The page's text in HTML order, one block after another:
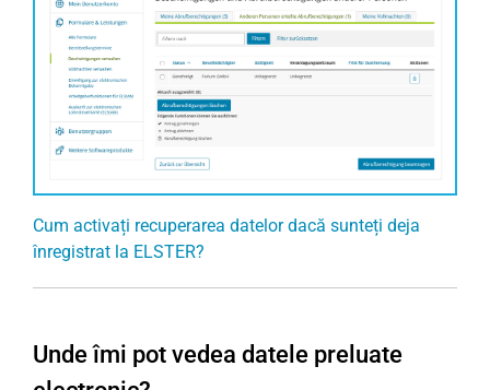
Cum activați recuperarea datelor dacă sunteți deja
înregistrat la ELSTER?
Unde îmi pot vedea datele preluate